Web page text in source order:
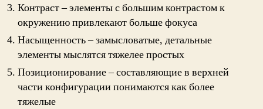
Контраст – элементы с большим контрастом к
окружению привлекают больше фокуса
Насыщенность – замысловатые, детальные
элементы мыслятся тяжелее простых
Позиционирование – составляющие в верхней
части конфигурации понимаются как более
тяжелые